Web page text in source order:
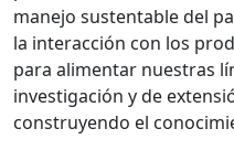
manejo sustentable del
la interacción con los
para alimentar nuestras
investigación y de
construyendo el